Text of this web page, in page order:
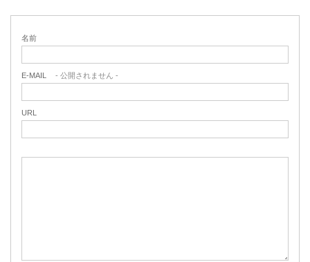
名前
E-MAIL - 公開されません -
URL